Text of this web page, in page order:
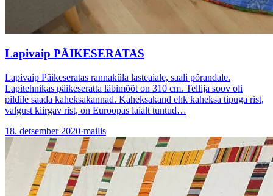
Lapivaip PÄIKESERATAS
Lapivaip Päikeseratas rannaküla lasteaiale, saali põrandale.
Lapitehnikas päikeseratta läbimõõt on 310 cm. Tellija soov oli
pildile saada kaheksakannad. Kaheksakand ehk kaheksa tipuga rist,
valgust kiirgav rist, on Euroopas laialt tuntud…
18. detsember 2020·mailis